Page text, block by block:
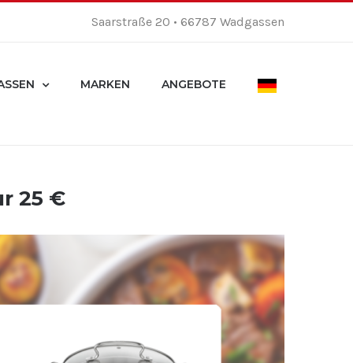
Saarstraße 20 • 66787 Wadgassen
MARKEN ANGEBOTE
25 €